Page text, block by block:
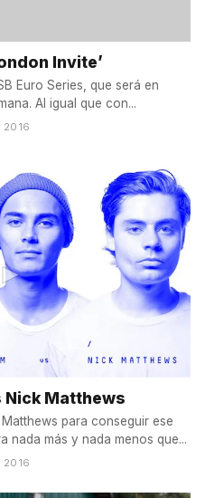
Invite’
Euro Series, que será en
Al igual que con...
2016
Nick Matthews
para conseguir ese
nada más y nada menos que...
2016